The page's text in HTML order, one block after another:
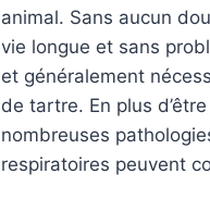
animal. Sans aucun
vie longue et sans
et généralement
de tartre. En plus
nombreuses
respiratoires peuvent